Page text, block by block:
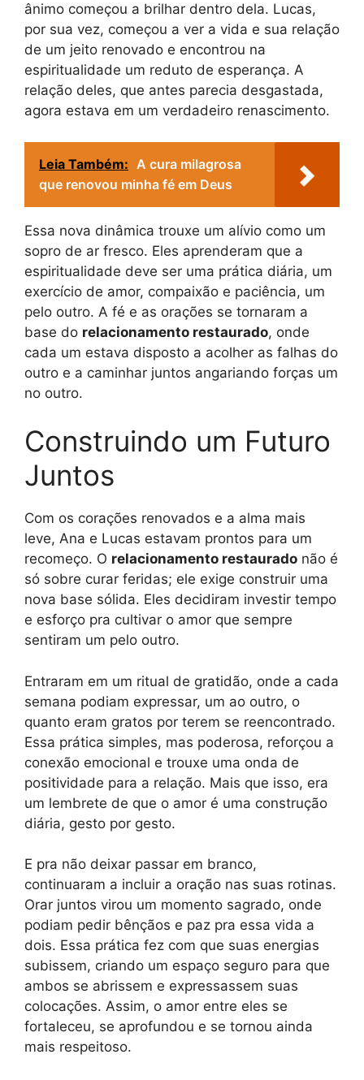
ânimo começou a brilhar dentro dela. Lucas,
por sua vez, começou a ver a vida e sua relação
de um jeito renovado e encontrou na
espiritualidade um reduto de esperança. A
relação deles, que antes parecia desgastada,
agora estava em um verdadeiro renascimento.
Leia Também: A cura milagrosa
que renovou minha fé em Deus
Essa nova dinâmica trouxe um alívio como um
sopro de ar fresco. Eles aprenderam que a
espiritualidade deve ser uma prática diária, um
exercício de amor, compaixão e paciência, um
pelo outro. A fé e as orações se tornaram a
base do relacionamento restaurado, onde
cada um estava disposto a acolher as falhas do
outro e a caminhar juntos angariando forças um
no outro.
Construindo um Futuro
Juntos
Com os corações renovados e a alma mais
leve, Ana e Lucas estavam prontos para um
recomeço. O relacionamento restaurado não é
só sobre curar feridas; ele exige construir uma
nova base sólida. Eles decidiram investir tempo
e esforço pra cultivar o amor que sempre
sentiram um pelo outro.
Entraram em um ritual de gratidão, onde a cada
semana podiam expressar, um ao outro, o
quanto eram gratos por terem se reencontrado.
Essa prática simples, mas poderosa, reforçou a
conexão emocional e trouxe uma onda de
positividade para a relação. Mais que isso, era
um lembrete de que o amor é uma construção
diária, gesto por gesto.
E pra não deixar passar em branco,
continuaram a incluir a oração nas suas rotinas.
Orar juntos virou um momento sagrado, onde
podiam pedir bênçãos e paz pra essa vida a
dois. Essa prática fez com que suas energias
subissem, criando um espaço seguro para que
ambos se abrissem e expressassem suas
colocações. Assim, o amor entre eles se
fortaleceu, se aprofundou e se tornou ainda
mais respeitoso.